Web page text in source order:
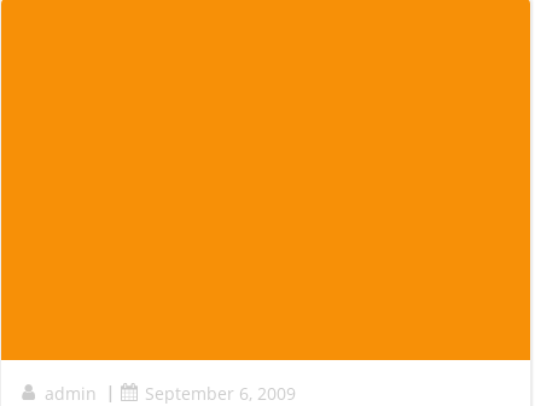
admin | September 6, 2009